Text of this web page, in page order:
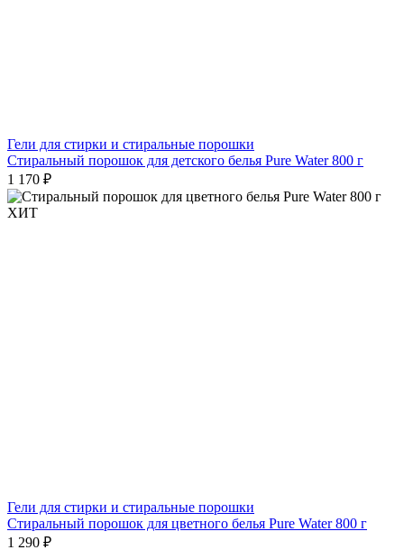
Гели для стирки и стиральные порошки
Стиральный порошок для детского белья Pure Water 800 г
1 170 ₽
ХИТ
Гели для стирки и стиральные порошки
Стиральный порошок для цветного белья Pure Water 800 г
1 290 ₽